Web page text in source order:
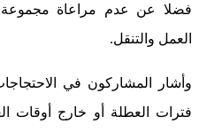
فضلا عن عدم مراعاة
العمل والتنقل.
وأشار المشاركون في
فترات العطلة أو خارج أوقات